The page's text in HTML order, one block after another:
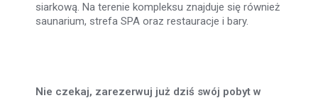
siarkową. Na terenie kompleksu znajduje się również
saunarium, strefa SPA oraz restauracje i bary.
Nie czekaj, zarezerwuj już dziś swój pobyt w